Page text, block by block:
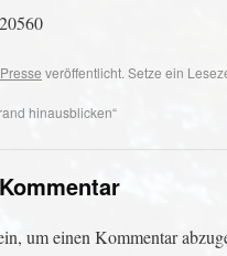
Presse veröffentlicht. Setze ein
hinausblicken“
um einen Kommentar